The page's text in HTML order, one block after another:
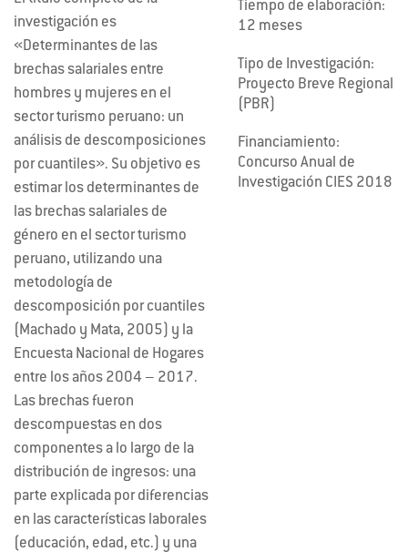
investigación es
«Determinantes de las
brechas salariales entre
hombres y mujeres en el
sector turismo peruano: un
análisis de descomposiciones
por cuantiles». Su objetivo es
estimar los determinantes de
las brechas salariales de
género en el sector turismo
peruano, utilizando una
metodología de
descomposición por cuantiles
(Machado y Mata, 2005) y la
Encuesta Nacional de Hogares
entre los años 2004 – 2017.
Las brechas fueron
descompuestas en dos
componentes a lo largo de la
distribución de ingresos: una
parte explicada por diferencias
en las características laborales
(educación, edad, etc.) y una
Tiempo de elaboración:
12 meses
Tipo de Investigación:
Proyecto Breve Regional
(PBR)
Financiamiento:
Concurso Anual de
Investigación CIES 2018